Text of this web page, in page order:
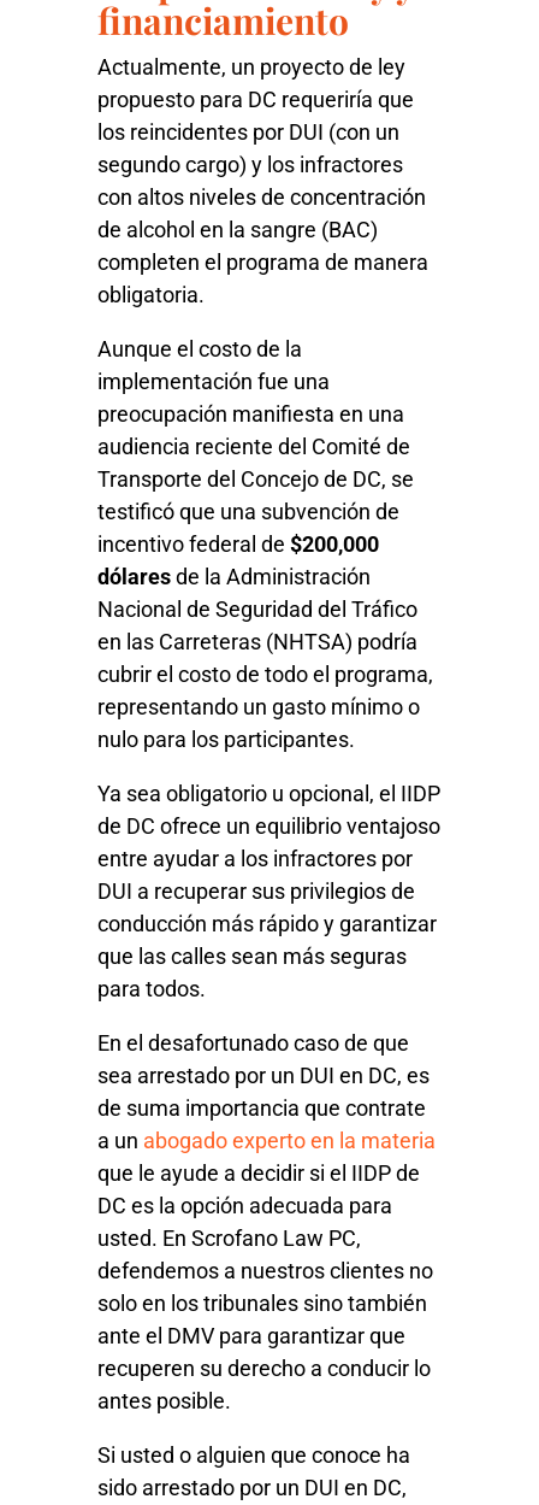
financiamiento
Actualmente, un proyecto de ley
propuesto para DC requeriría que
los reincidentes por DUI (con un
segundo cargo) y los infractores
con altos niveles de concentración
de alcohol en la sangre (BAC)
completen el programa de manera
obligatoria.
Aunque el costo de la
implementación fue una
preocupación manifiesta en una
audiencia reciente del Comité de
Transporte del Concejo de DC, se
testificó que una subvención de
incentivo federal de $200,000
dólaresde la Administración
Nacional de Seguridad del Tráfico
en las Carreteras (NHTSA) podría
cubrir el costo de todo el programa,
representando un gasto mínimo o
nulo para los participantes.
Ya sea obligatorio u opcional, el IIDP
de DC ofrece un equilibrio ventajoso
entre ayudar a los infractores por
DUI a recuperar sus privilegios de
conducción más rápido y garantizar
que las calles sean más seguras
para todos.
En el desafortunado caso de que
sea arrestado por un DUI en DC, es
de suma importancia que contrate
a un abogado experto en la materia
que le ayude a decidir si el IIDP de
DC es la opción adecuada para
usted. En Scrofano Law PC,
defendemos a nuestros clientes no
solo en los tribunales sino también
ante el DMV para garantizar que
recuperen su derecho a conducir lo
antes posible.
Si usted o alguien que conoce ha
sido arrestado por un DUI en DC,